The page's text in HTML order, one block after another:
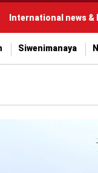
International news &
Siwenimanaya